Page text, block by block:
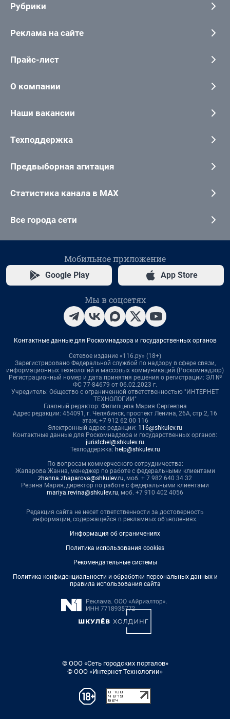
Рубрики
Реклама на сайте
Прайс-лист
О компании
Наши вакансии
Техподдержка
Предвыборная агитация
Статистика канала в MAX
Все города сети
Мобильное приложение
Google Play App Store
Мы в соцсетях
Контактные данные для Роскомнадзора и государственных органов
Сетевое издание «116.ру» (18+)
Зарегистрировано Федеральной службой по надзору в сфере связи,
информационных технологий и массовых коммуникаций (Роскомнадзор)
Регистрационный номер и дата принятия решения о регистрации: ЭЛ №
ФС 77-84679 от 06.02.2023 г.
Учредитель: Общество с ограниченной ответственностью "ИНТЕРНЕТ
ТЕХНОЛОГИИ"
Главный редактор: Филипцева Мария Сергеевна
Адрес редакции: 454091, г. Челябинск, проспект Ленина, 26А, стр.2, 16
этаж, +7 912 62 00 116
Электронный адрес редакции: 116@shkulev.ru
Контактные данные для Роскомнадзора и государственных органов:
juristchel@shkulev.ru
Техподдержка: help@shkulev.ru
По вопросам коммерческого сотрудничества:
Жапарова Жанна, менеджер по работе с федеральными клиентами
zhanna.zhaparova@shkulev.ru, моб. + 7 982 640 34 32
Ревина Мария, директор по работе с федеральными клиентами
mariya.revina@shkulev.ru, моб. +7 910 402 4056
Редакция сайта не несет ответственности за достоверность
информации, содержащейся в рекламных объявлениях.
Информация об ограничениях
Политика использования cookies
Рекомендательные системы
Политика конфиденциальности и обработки персональных данных и
правила использования сайта
© ООО «Сеть городских порталов»
© ООО «Интернет Технологии»